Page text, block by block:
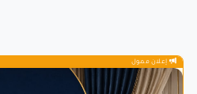
إعلان ممول